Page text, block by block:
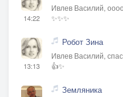
14:22
Ивлев Василий,
✨✨✨
13:13
Робот Зина
Ивлев Василий,
👍✨
Земляника